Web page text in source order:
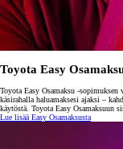
Toyota Easy
Toyota Easy Osamaksu -
käsirahalla haluamaksesi ajaksi –
käytöstä. Toyota Easy Osamaksuun
Lue lisää Easy Osamaksusta